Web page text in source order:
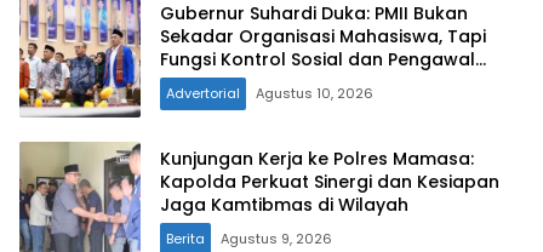
Gubernur Suhardi Duka: PMII Bukan
Sekadar Organisasi Mahasiswa, Tapi
Fungsi Kontrol Sosial dan Pengawal
Kebijakan
Advertorial Agustus 10, 2026
Kunjungan Kerja ke Polres Mamasa:
Kapolda Perkuat Sinergi dan Kesiapan
Jaga Kamtibmas di Wilayah
Berita Agustus 9, 2026